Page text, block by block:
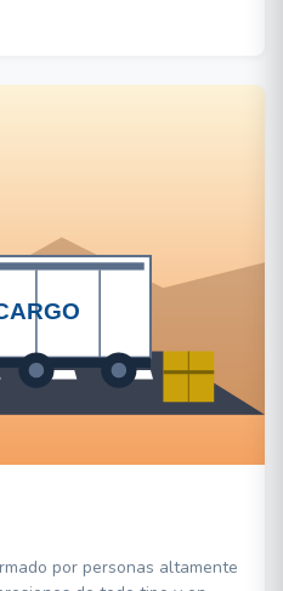
por personas altamente